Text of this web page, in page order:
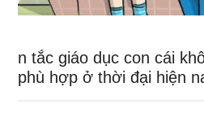
n tắc giáo dục con cái
phù hợp ở thời đại hiện